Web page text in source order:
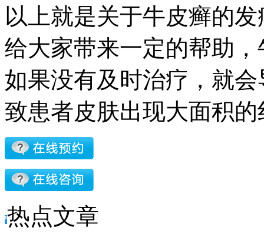
以上就是关于牛皮癣的
给大家带来一定的帮助
如果没有及时治疗，就
致患者皮肤出现大面积
热点文章